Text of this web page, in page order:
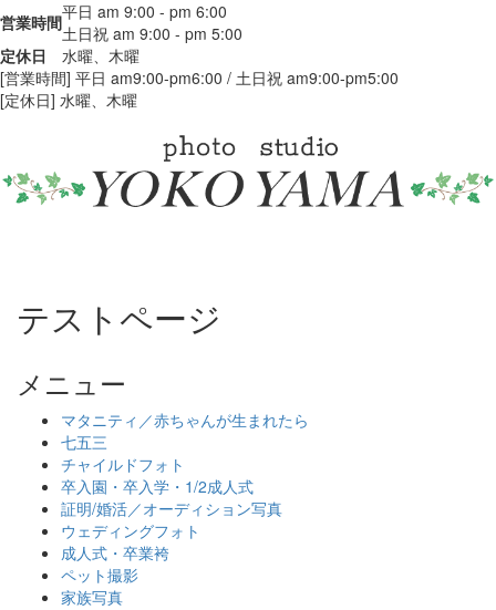
営業時間平日 am 9:00 - pm 6:00
土日祝 am 9:00 - pm 5:00
定休日
水曜、木曜
[営業時間] 平日 am9:00-pm6:00 / 土日祝 am9:00-pm5:00
[定休日] 水曜、木曜
テストページ
メニュー
マタニティ／赤ちゃんが生まれたら
七五三
チャイルドフォト
卒入園・卒入学・1/2成人式
証明/婚活／オーディション写真
ウェディングフォト
成人式・卒業袴
ペット撮影
家族写真